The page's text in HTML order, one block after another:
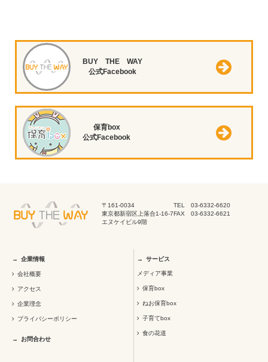
BUY THE WAY
公式Facebook
保育box
公式Facebook
〒161-0034
東京都新宿区上落合1-16-7
エヌケイビル9階
TEL 03-6332-6620
FAX 03-6332-6621
企業情報
会社概要
アクセス
企業理念
プライバシーポリシー
お問合わせ
サービス
メディア事業
保育box
ねお保育box
子育てbox
食の花道